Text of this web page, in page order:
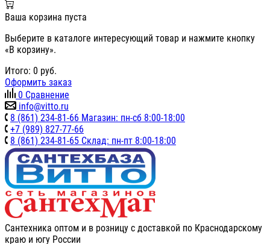
Ваша корзина пуста
Выберите в каталоге интересующий товар и нажмите кнопку
«В корзину».
Итого: 0 руб.
Оформить заказ
0 Сравнение
info@vitto.ru
8 (861) 234-81-66 Магазин: пн-сб 8:00-18:00
+7 (989) 827-77-66
8 (861) 234-81-65 Склад: пн-пт 8:00-18:00
Сантехника оптом и в розницу с доставкой по Краснодарскому
краю и югу России